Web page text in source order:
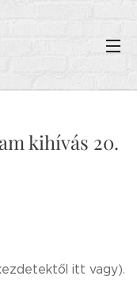
kihívás 20.
itt vagy).